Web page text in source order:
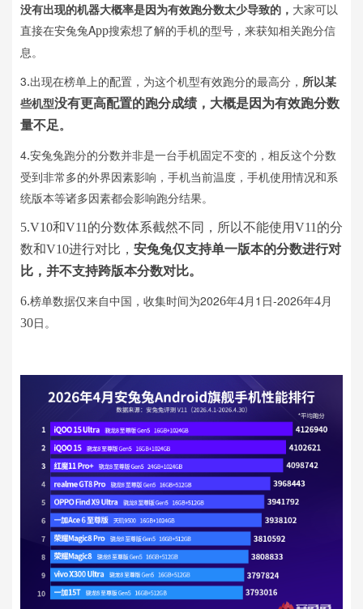
没有出现的机器大概率是因为有效跑分数太少导致的， 大家可以
直接在安兔兔App搜索想了解的手机的型号，来获知相关跑分信
息。
3.出现在榜单上的配置，为这个机型有效跑分的最高分， 所以某
些机型没有更高配置的跑分成绩，大概是因为有效跑分数
量不足。
4.安兔兔跑分的分数并非是一台手机固定不变的，相反这个分数
受到非常多的外界因素影响，手机当前温度，手机使用情况和系
统版本等诸多因素都会影响跑分结果。
5.V10和V11的分数体系截然不同，所以不能使用V11的分
数和V10进行对比， 安兔兔仅支持单一版本的分数进行对
比，并不支持跨版本分数对比。
6.榜单数据仅来自中国，收集时间为2026年4月1日-2026年4月
30日。